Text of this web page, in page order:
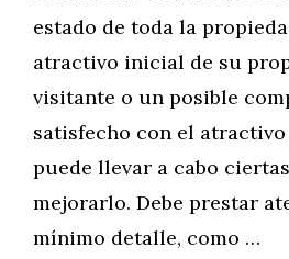
estado de toda la
atractivo inicial de su
visitante o un posible
satisfecho con el
puede llevar a cabo
mejorarlo. Debe prestar
mínimo detalle, como …